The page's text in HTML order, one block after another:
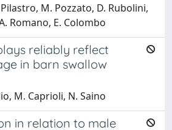
M. Pozzato, D. Rubolini,
Romano, E. Colombo
reliably reflect
in barn swallow
M. Caprioli, N. Saino
in relation to male